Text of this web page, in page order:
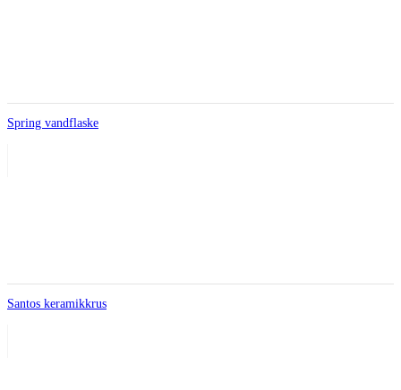
Spring vandflaske
Santos keramikkrus